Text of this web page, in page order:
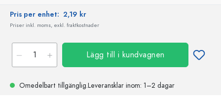
Pris per enhet: 2,19 kr
Priser inkl. moms, exkl. fraktkostnader
Lägg till i kundvagnen
Omedelbart tillgänglig.Leveransklar inom: 1–2 dagar